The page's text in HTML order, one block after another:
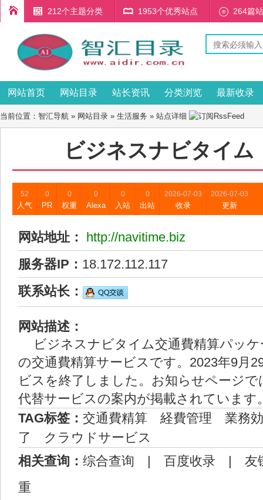
212个主题分类 1953个优秀站点 264篇
网站首页 网站目录 站长资讯 分类浏览 最新收录
当前位置： 智汇导航 » 网站目录 » 生活服务 » 站点详细
ビジネスナビタイム
52
人气
0
PR
0
权重
0
Alexa
0
入站
0
出站
2026-07-03
收录
2026-07-03
更新
网站地址：
http://navitime.biz
服务器IP： 18.172.112.117
联系站长：
网站描述：
ビジネスナビタイム交通費精算パッ
の交通費精算サービスです。2023年9月
ビスを終了しました。お知らせページで
代替サービスの案内が掲載されています
TAG标签： 交通費精算 経費管理
業務
了
クラウドサービス
相关查询： 综合查询 | 百度收录 | 友
重